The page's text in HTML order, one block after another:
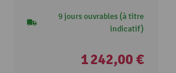
9 jours ouvrables (à titre
indicatif)
1 242,00 €